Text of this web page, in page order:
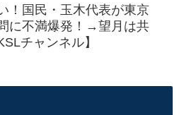
！国民・玉木代表が東京
に不満爆発！→望月は共
チャンネル】